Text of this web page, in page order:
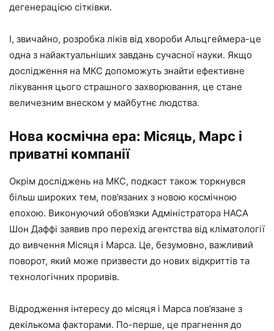
дегенерацією сітківки.
І, звичайно, розробка ліків від хвороби Альцгеймера-це
одна з найактуальніших завдань сучасної науки. Якщо
дослідження на МКС допоможуть знайти ефективне
лікування цього страшного захворювання, це стане
величезним внеском у майбутнє людства.
Нова космічна ера: Місяць, Марс і
приватні компанії
Окрім досліджень на МКС, подкаст також торкнувся
більш широких тем, пов’язаних з новою космічною
епохою. Виконуючий обов’язки Адміністратора НАСА
Шон Даффі заявив про перехід агентства від кліматології
до вивчення Місяця і Марса. Це, безумовно, важливий
поворот, який може призвести до нових відкриттів та
технологічних проривів.
Відродження інтересу до місяця і Марса пов’язане з
декількома факторами. По-перше, це прагнення до